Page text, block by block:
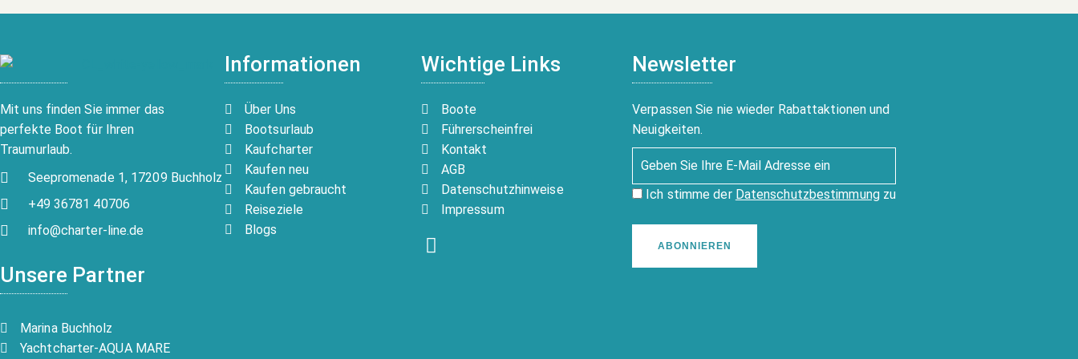
Mit uns finden Sie immer das
perfekte Boot für Ihren
Traumurlaub.
Seepromenade 1, 17209 Buchholz
+49 36781 40706
info@charter-line.de
Unsere Partner
Marina Buchholz
Yachtcharter-AQUA MARE
Informationen
Über Uns
Bootsurlaub
Kaufcharter
Kaufen neu
Kaufen gebraucht
Reiseziele
Blogs
Wichtige Links
Boote
Führerscheinfrei
Kontakt
AGB
Datenschutzhinweise
Impressum
Newsletter
Verpassen Sie nie wieder Rabattaktionen und
Neuigkeiten.
Ich stimme der Datenschutzbestimmungzu
ABONNIEREN